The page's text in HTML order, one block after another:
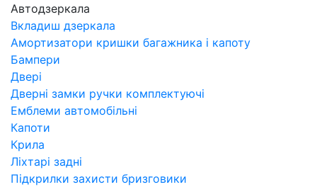
Автодзеркала
Вкладиш дзеркала
Амортизатори кришки багажника і капоту
Бампери
Двері
Дверні замки ручки комплектуючі
Емблеми автомобільні
Капоти
Крила
Ліхтарі задні
Підкрилки захисти бризговики